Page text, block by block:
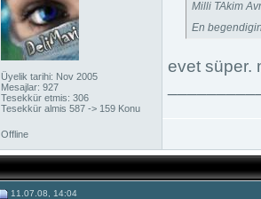
Üyelik tarihi: Nov 2005
Mesajlar: 927
Tesekkür etmis: 306
Tesekkür almis 587 -> 159 Konu
Milli TAkim
En
evet süper.
Offline
11.07.08, 14:04